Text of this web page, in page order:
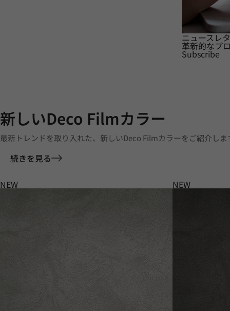
ニュースレ
革新的なプ
Subscribe
新しいDeco Filmカラー
最新トレンドを取り入れた、新しいDeco Filmカラーをご紹介しま
続きを見る
NEW NEW